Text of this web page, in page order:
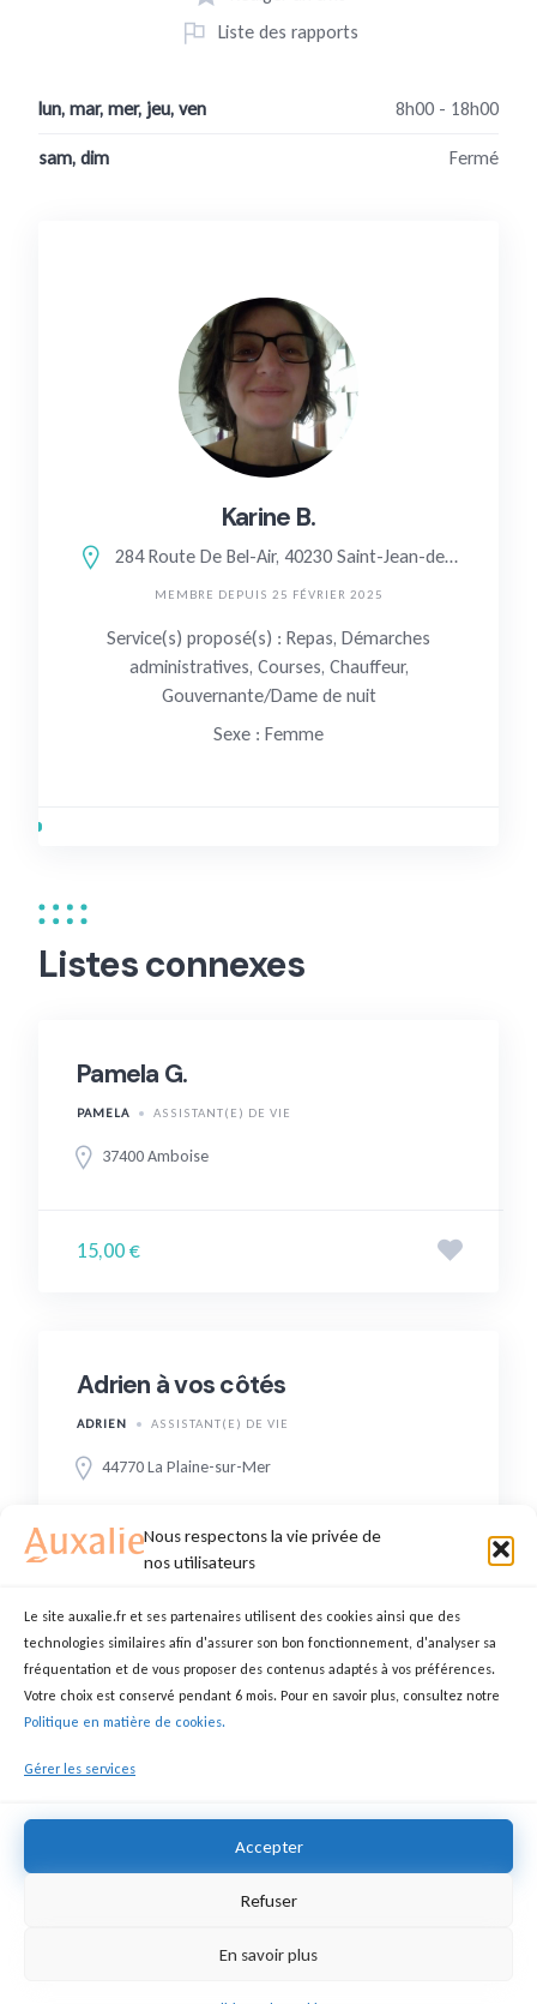
Nous respectons la vie privée de
nos utilisateurs
Le site auxalie.fr et ses partenaires utilisent des cookies ainsi que des
technologies similaires afin d'assurer son bon fonctionnement, d'analyser sa
fréquentation et de vous proposer des contenus adaptés à vos préférences.
Votre choix est conservé pendant 6 mois. Pour en savoir plus, consultez notre
Politique en matière de cookies.
Gérer les services
Accepter
Refuser
En savoir plus
Liste des rapports
lun, mar, mer, jeu, ven 8h00 - 18h00
sam, dim Fermé
Karine B.
284 Route De Bel-Air, 40230 Saint-Jean-de-Marsacq, France
MEMBRE DEPUIS 25 FÉVRIER 2025
Service(s) proposé(s) : Repas, Démarches
administratives, Courses, Chauffeur,
Gouvernante/Dame de nuit
Sexe : Femme
Listes connexes
Pamela G.
PAMELA ASSISTANT(E) DE VIE
37400 Amboise
15,00 €
Adrien à vos côtés
ADRIEN ASSISTANT(E) DE VIE
44770 La Plaine-sur-Mer
15,00 €
AUXILIAIRE DE VIE
44700 Orvault
18,00 €